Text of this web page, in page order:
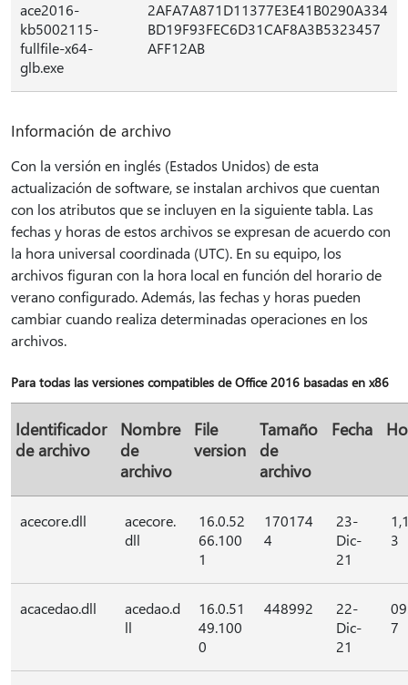
ace2016-
kb5002115-
fullfile-x64-
glb.exe
2AFA7A871D11377E3E41B0290A334
BD19F93FEC6D31CAF8A3B5323457
AFF12AB
Información de archivo
Con la versión en inglés (Estados Unidos) de esta
actualización de software, se instalan archivos que cuentan
con los atributos que se incluyen en la siguiente tabla. Las
fechas y horas de estos archivos se expresan de acuerdo con
la hora universal coordinada (UTC). En su equipo, los
archivos figuran con la hora local en función del horario de
verano configurado. Además, las fechas y horas pueden
cambiar cuando realiza determinadas operaciones en los
archivos.
Para todas las versiones compatibles de Office 2016 basadas en x86
Identificador
de archivo
Nombre
de
archivo
File
version
Tamaño
de
archivo
Fecha
acecore.dll
acecore.
dll
16.0.52
66.100
1
170174
4
23-
Dic-
21
3
acacedao.dll
acedao.d
ll
16.0.51
49.100
0
448992
22-
Dic-
21
7